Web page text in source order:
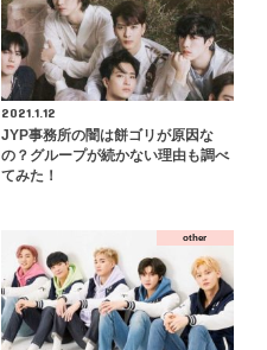
2021.1.12
JYP事務所の闇は餅ゴリが原因な
の？グループが続かない理由も調べ
てみた！
other